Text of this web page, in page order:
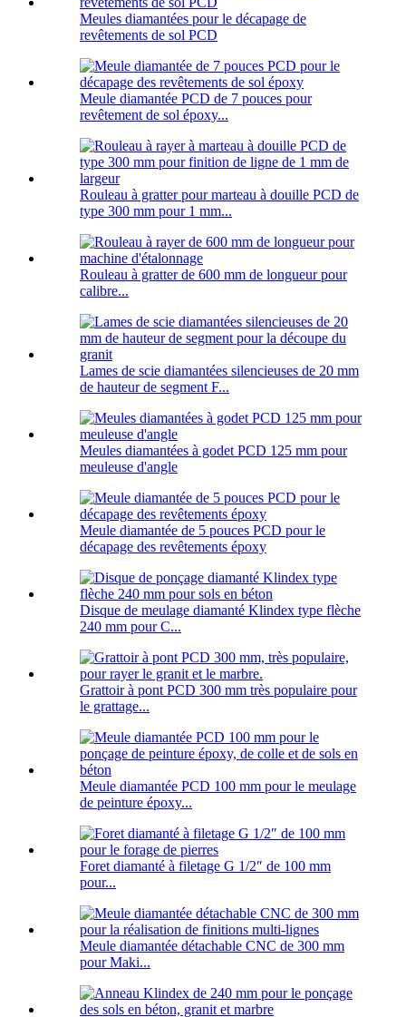
Meules diamantées pour le décapage de
revêtements de sol PCD
Meule diamantée PCD de 7 pouces pour
revêtement de sol époxy...
Rouleau à gratter pour marteau à douille PCD de
type 300 mm pour 1 mm...
Rouleau à gratter de 600 mm de longueur pour
calibre...
Lames de scie diamantées silencieuses de 20 mm
de hauteur de segment F...
Meules diamantées à godet PCD 125 mm pour
meuleuse d'angle
Meule diamantée de 5 pouces PCD pour le
décapage des revêtements époxy
Disque de meulage diamanté Klindex type flèche
240 mm pour C...
Grattoir à pont PCD 300 mm très populaire pour
le grattage...
Meule diamantée PCD 100 mm pour le meulage
de peinture époxy...
Foret diamanté à filetage G 1/2″ de 100 mm
pour...
Meule diamantée détachable CNC de 300 mm
pour Maki...